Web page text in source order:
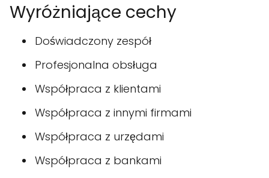
Wyróżniające cechy
Doświadczony zespół
Profesjonalna obsługa
Współpraca z klientami
Współpraca z innymi firmami
Współpraca z urzędami
Współpraca z bankami